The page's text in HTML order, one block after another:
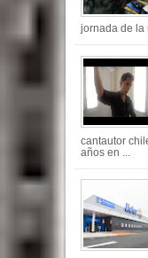
jornada de la
cantautor
años en ...